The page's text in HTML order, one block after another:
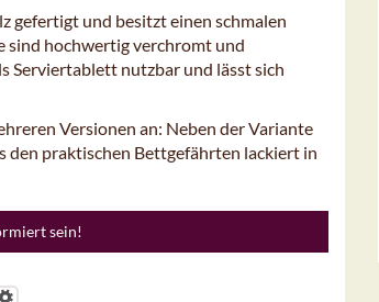
gefertigt und besitzt einen schmalen
sind hochwertig verchromt und
Serviertablett nutzbar und lässt sich
Versionen an: Neben der Variante
den praktischen Bettgefährten lackiert in
sein!